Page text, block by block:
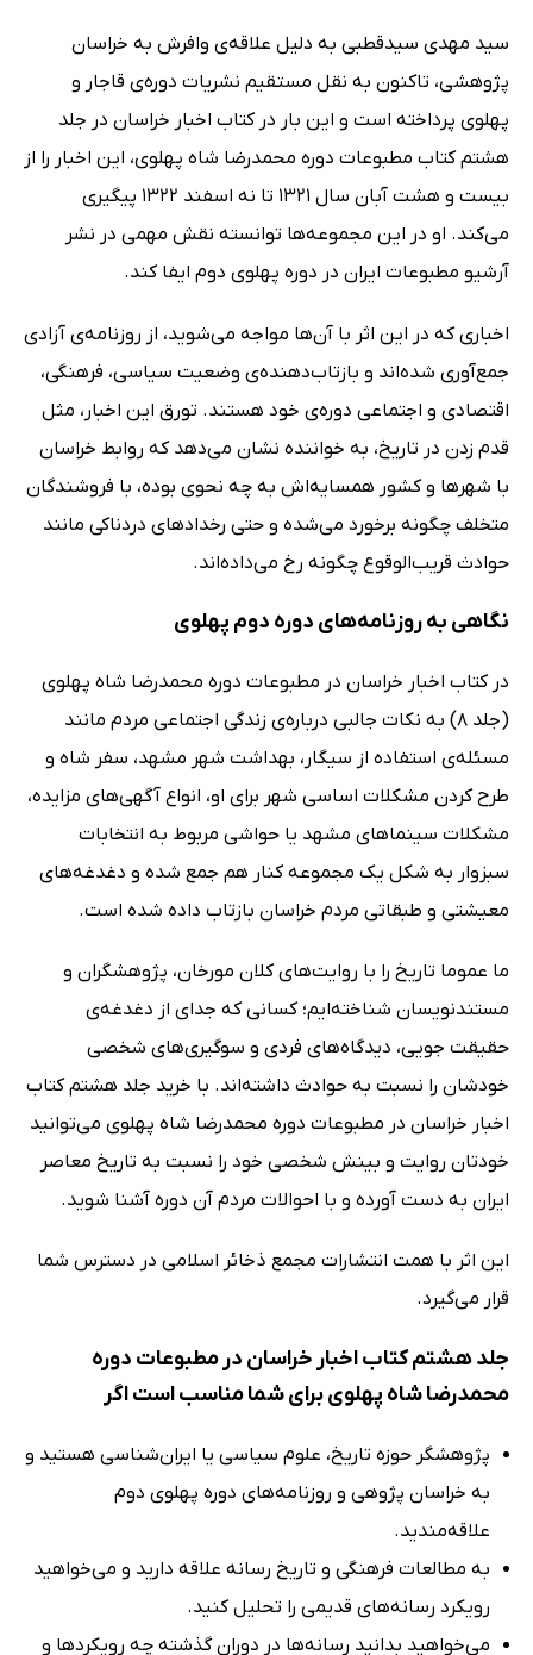
سید مهدی سیدقطبی به دلیل علاقه‌ی وافرش به خراسان
پژوهشی، تاکنون به نقل مستقیم نشریات دوره‌ی قاجار و
پهلوی پرداخته است و این بار در کتاب اخبار خراسان در جلد
هشتم کتاب مطبوعات دوره محمدرضا شاه پهلوی، این اخبار را از
بیست و هشت آبان سال 1321 تا نه اسفند 1322 پیگیری
می‌کند. او در این مجموعه‌ها توانسته نقش مهمی در نشر
آرشیو مطبوعات ایران در دوره پهلوی دوم ایفا کند.
اخباری که در این اثر با آن‌ها مواجه می‌شوید، از روزنامه‌ی آزادی
جمع‌آوری شده‌اند و بازتاب‌دهنده‌ی وضعیت سیاسی، فرهنگی،
اقتصادی و اجتماعی دوره‌ی خود هستند. تورق این اخبار، مثل
قدم زدن در تاریخ، به خواننده نشان می‌دهد که روابط خراسان
با شهرها و کشور همسایه‌اش به چه نحوی بوده، با فروشندگان
متخلف چگونه برخورد می‌شده و حتی رخدادهای دردناکی مانند
حوادث قریب‌الوقوع چگونه رخ می‌داده‌اند.
نگاهی به روزنامه‌های دوره دوم پهلوی
در کتاب اخبار خراسان در مطبوعات دوره محمدرضا شاه پهلوی
(جلد 8) به نکات جالبی درباره‌ی زندگی اجتماعی مردم مانند
مسئله‌ی استفاده از سیگار، بهداشت شهر مشهد، سفر شاه و
طرح کردن مشکلات اساسی شهر برای او، انواع آگهی‌های مزایده،
مشکلات سینماهای مشهد یا حواشی مربوط به انتخابات
سبزوار به شکل یک مجموعه کنار هم جمع شده و دغدغه‌های
معیشتی و طبقاتی مردم خراسان بازتاب داده شده است.
ما عموما تاریخ را با روایت‌های کلان مورخان، پژوهشگران و
مستندنویسان شناخته‌ایم؛ کسانی که جدای از دغدغه‌ی
حقیقت جویی، دیدگاه‌های فردی و سوگیری‌های شخصی
خودشان را نسبت به حوادث داشته‌اند. با خرید جلد هشتم کتاب
اخبار خراسان در مطبوعات دوره محمدرضا شاه پهلوی می‌توانید
خودتان روایت و بینش شخصی خود را نسبت به تاریخ معاصر
ایران به دست آورده و با احوالات مردم آن دوره آشنا شوید.
این اثر با همت انتشارات مجمع ذخائر اسلامی در دسترس شما
قرار می‌گیرد.
جلد هشتم کتاب اخبار خراسان در مطبوعات دوره
محمدرضا شاه پهلوی برای شما مناسب است اگر
پژوهشگر حوزه تاریخ، علوم سیاسی یا ایران‌شناسی هستید و
به خراسان پژوهی و روزنامه‌های دوره پهلوی دوم
علاقه‌مندید.
به مطالعات فرهنگی و تاریخ رسانه علاقه دارید و می‌خواهید
رویکرد رسانه‌های قدیمی را تحلیل کنید.
می‌خواهید بدانید رسانه‌ها در دوران گذشته چه رویکردها و